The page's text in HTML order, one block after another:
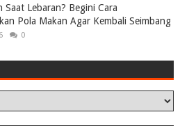
Saat Lebaran? Begini Cara
Pola Makan Agar Kembali Seimbang
0